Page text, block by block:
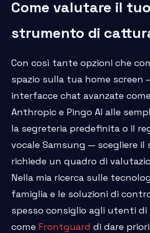
Come valutare il
strumento di
Con così tante opzioni che
spazio sulla tua home screen
interfacce chat avanzate
Anthropic e Pingo AI alle
la segreteria predefinita o il
vocale Samsung — scegliere
richiede un quadro di
Nella mia ricerca sulle
famiglia e le soluzioni di
spesso consiglio agli utenti
come Frontguard di dare